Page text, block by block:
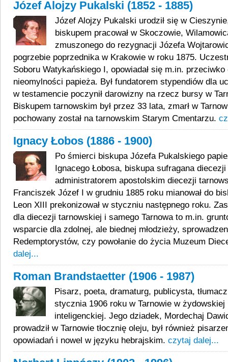
Józef Alojzy Pukalski (1852 - 1885)
Józef Alojzy Pukalski urodził się w
biskupem pracował w Skoczowie,
zmuszonego do rezygnacji Józefa
pogrzebie poprzednika w Krakowie w roku 1875.
Soboru Watykańskiego I, opowiadał się m.in. przeciwko
nieomylności papieża. Był fundatorem stypendiów dla
w testamencie poczynił darowizny na rzecz bursy w
Biskupem tarnowskim był przez 33 lata, zmarł w
pochowany został na tarnowskim Starym Cmentarzu.
Ignacy Łobos (1886 - 1900)
Po śmierci biskupa Józefa Pukalskiego
Ignacego Łobosa, biskupa sufragana
administratorem apostolskim diecezji
Franciszek Józef I w grudniu 1885 roku mianował do
Leon XIII prekonizował w styczniu następnego roku.
dla diecezji tarnowskiej i samego Tarnowa to m.in.
wsparcie dla zdolnej, ale biednej młodzieży,
Redemptorystów, czy powołanie do życia Muzeum
dalej...
Roman Brandstaetter (1906 - 1987)
Pisarz, poeta, dramaturg, publicysta,
stycznia 1906 roku w Tarnowie w żydowskiej
inteligenckiej. Jego dziadek, Mordechaj
prowadził w Tarnowie tłocznię oleju, był również
opowiadań i nowel w języku hebrajskim. czytaj dalej...